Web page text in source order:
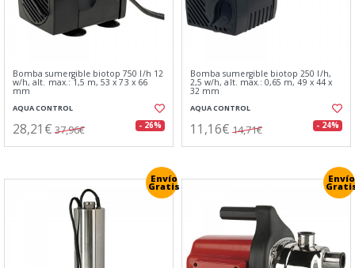
Bomba sumergible biotop 750 l/h 12
w/h, alt. max.: 1,5 m, 53 x 73 x 66
mm
AQUA CONTROL
28,21€ 37,96€ - 26%
Bomba sumergible biotop 250 l/h,
2,5 w/h, alt. max.: 0,65 m, 49 x 44 x
32 mm
AQUA CONTROL
11,16€ 14,71€ - 24%
Envío
Gratis
Envío